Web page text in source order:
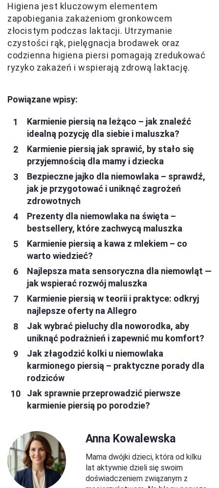
Higiena jest kluczowym elementem
zapobiegania zakażeniom gronkowcem
złocistym podczas laktacji. Utrzymanie
czystości rąk, pielęgnacja brodawek oraz
codzienna higiena piersi pomagają zredukować
ryzyko zakażeń i wspierają zdrową laktację.
Powiązane wpisy:
Karmienie piersią na leżąco – jak znaleźć
idealną pozycję dla siebie i maluszka?
Karmienie piersią jak sprawić, by stało się
przyjemnością dla mamy i dziecka
Bezpieczne jajko dla niemowlaka – sprawdź,
jak je przygotować i uniknąć zagrożeń
zdrowotnych
Prezenty dla niemowlaka na święta –
bestsellery, które zachwycą maluszka
Karmienie piersią a kawa z mlekiem – co
warto wiedzieć?
Najlepsza mata sensoryczna dla niemowląt —
jak wspierać rozwój maluszka
Karmienie piersią w teorii i praktyce: odkryj
najlepsze oferty na Allegro
Jak wybrać pieluchy dla noworodka, aby
uniknąć podrażnień i zapewnić mu komfort?
Jak złagodzić kolki u niemowlaka
karmionego piersią – praktyczne porady dla
rodziców
Jak sprawnie przeprowadzić pierwsze
karmienie piersią po porodzie?
Anna Kowalewska
Mama dwójki dzieci, która od kilku
lat aktywnie dzieli się swoim
doświadczeniem związanym z